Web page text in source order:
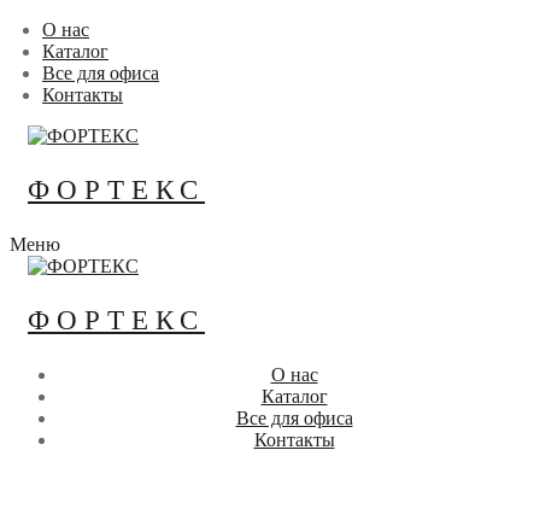
Перейти
содержимому
Меню
Закрыть
О нас
Каталог
Все для офиса
Контакты
ФОРТЕКС
Меню
ФОРТЕКС
О нас
Каталог
Все для офиса
Контакты